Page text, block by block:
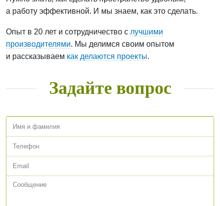
а работу эффективной. И мы знаем, как это сделать.
Опыт в 20 лет и сотрудничество с лучшими
производителями. Мы делимся своим опытом
и рассказываем как делаются проекты.
Задайте вопрос